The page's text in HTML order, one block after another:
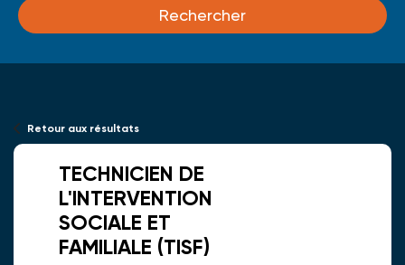
Retour aux résultats
TECHNICIEN DE
L'INTERVENTION
SOCIALE ET
FAMILIALE (TISF)